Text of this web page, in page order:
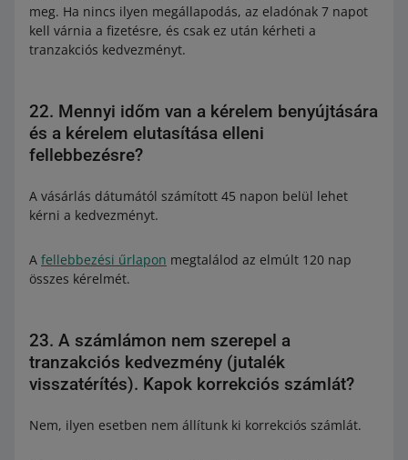
meg. Ha nincs ilyen megállapodás, az eladónak 7 napot
kell várnia a fizetésre, és csak ez után kérheti a
tranzakciós kedvezményt.
22. Mennyi időm van a kérelem benyújtására
és a kérelem elutasítása elleni
fellebbezésre?
A vásárlás dátumától számított 45 napon belül lehet
kérni a kedvezményt.
A fellebbezési űrlapon megtalálod az elmúlt 120 nap
összes kérelmét.
23. A számlámon nem szerepel a
tranzakciós kedvezmény (jutalék
visszatérítés). Kapok korrekciós számlát?
Nem, ilyen esetben nem állítunk ki korrekciós számlát.